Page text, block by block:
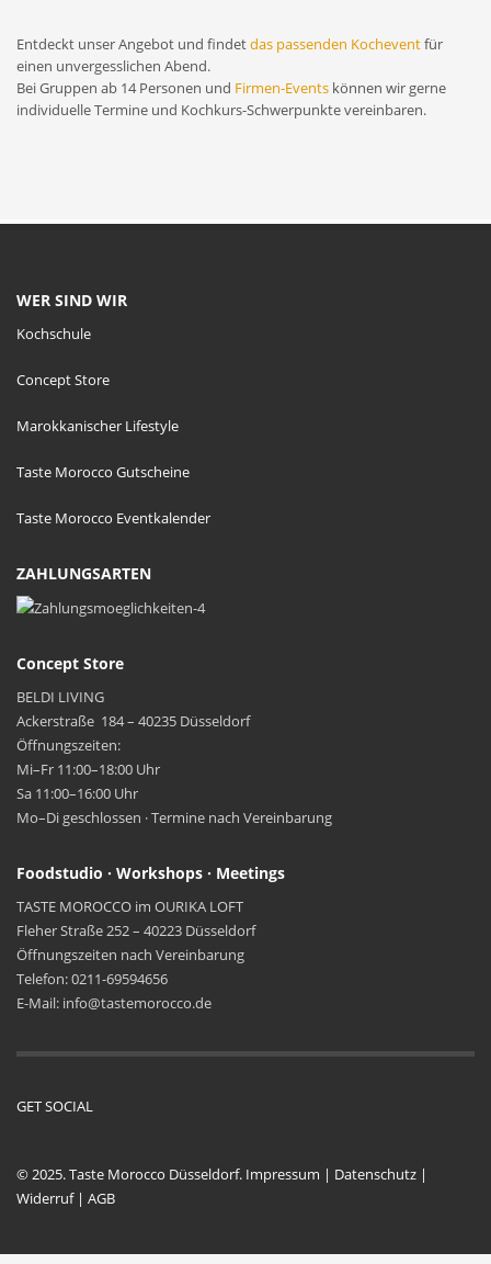
Entdeckt unser Angebot und findetdas passenden Kocheventfür
einen unvergesslichen Abend.
Bei Gruppen ab 14 Personen und Firmen-Events können wir gerne
individuelle Termine und Kochkurs-Schwerpunkte vereinbaren.
WER SIND WIR
Kochschule
Concept Store
Marokkanischer Lifestyle
Taste Morocco Gutscheine
Taste Morocco Eventkalender
ZAHLUNGSARTEN
Concept Store
BELDI LIVING
Ackerstraße 184 – 40235 Düsseldorf
Öffnungszeiten:
Mi–Fr 11:00–18:00 Uhr
Sa 11:00–16:00 Uhr
Mo–Di geschlossen · Termine nach Vereinbarung
Foodstudio · Workshops · Meetings
TASTE MOROCCO im OURIKA LOFT
Fleher Straße 252 – 40223 Düsseldorf
Öffnungszeiten nach Vereinbarung
Telefon: 0211-69594656
E-Mail: info@tastemorocco.de
GET SOCIAL
© 2025. Taste Morocco Düsseldorf. Impressum | Datenschutz |
Widerruf| AGB